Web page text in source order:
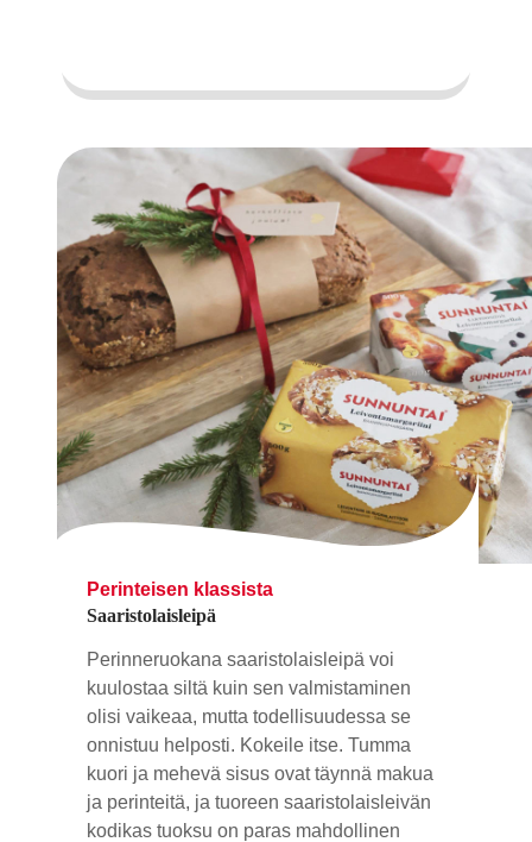
Perinteisen klassista
Saaristolaisleipä
Perinneruokana saaristolaisleipä voi
kuulostaa siltä kuin sen valmistaminen
olisi vaikeaa, mutta todellisuudessa se
onnistuu helposti. Kokeile itse. Tumma
kuori ja mehevä sisus ovat täynnä makua
ja perinteitä, ja tuoreen saaristolaisleivän
kodikas tuoksu on paras mahdollinen